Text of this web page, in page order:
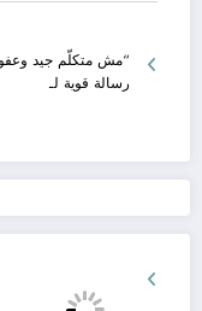
“مش متكلّم جيد
رسالة قوية لـ